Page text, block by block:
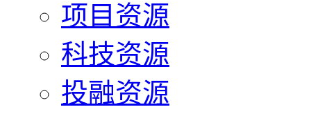
项目资源
科技资源
投融资源